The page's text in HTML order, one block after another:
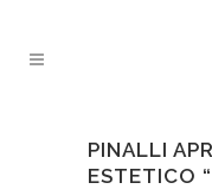
PINALLI
ESTETICO